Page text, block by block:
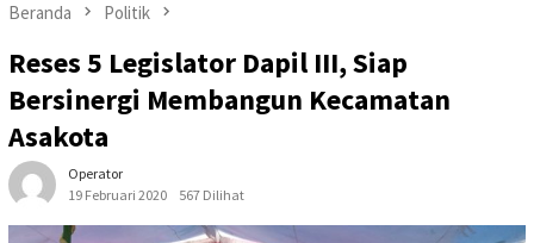
Beranda Politik
Reses 5 Legislator Dapil III, Siap
Bersinergi Membangun Kecamatan
Asakota
Operator
19 Februari 2020
567 Dilihat